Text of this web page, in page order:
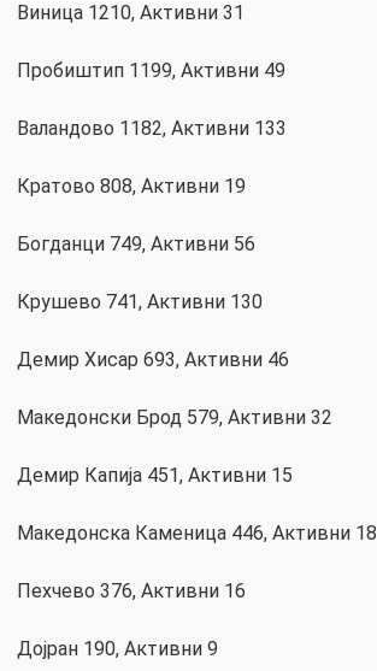
Виница 1210, Активни 31
Пробиштип 1199, Активни 49
Валандово 1182, Активни 133
Кратово 808, Активни 19
Богданци 749, Активни 56
Крушево 741, Активни 130
Демир Хисар 693, Активни 46
Македонски Брод 579, Активни 32
Демир Капија 451, Активни 15
Македонска Каменица 446, Активни 18
Пехчево 376, Активни 16
Дојран 190, Активни 9